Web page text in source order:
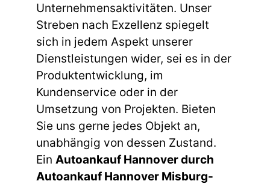
Unternehmensaktivitäten. Unser
Streben nach Exzellenz spiegelt
sich in jedem Aspekt unserer
Dienstleistungen wider, sei es in der
Produktentwicklung, im
Kundenservice oder in der
Umsetzung von Projekten. Bieten
Sie uns gerne jedes Objekt an,
unabhängig von dessen Zustand.
Ein Autoankauf Hannover durch
Autoankauf Hannover Misburg-